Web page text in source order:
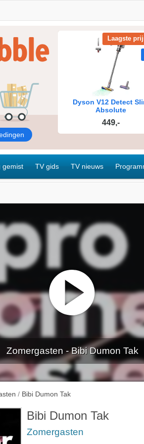
gemist TV gids TV nieuws
Zomergasten - Bibi Dumon Tak
/ Bibi Dumon Tak
Bibi Dumon Tak
Zomergasten
Zomergastfilm: The white balloon Zomergastfilm: For all Mankind